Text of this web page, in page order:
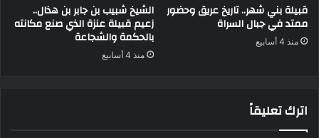
قبيلة بني شهر.. تاريخ عريق وحضور
ممتد في جبال السراة
منذ 4 أسابيع
الشيخ شبيب بن جابر بن هذال..
زعيم قبيلة عنزة الذي صنع مكانته
بالحكمة والشجاعة
منذ 4 أسابيع
اترك تعليقاً